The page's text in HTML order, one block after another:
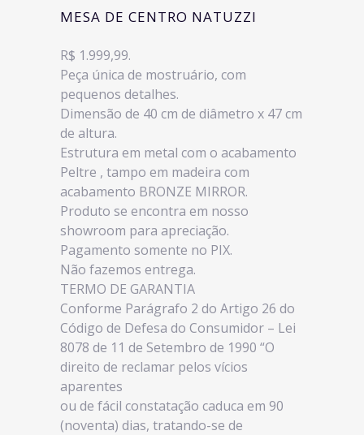
MESA DE CENTRO NATUZZI
R$ 1.999,99.
Peça única de mostruário, com
pequenos detalhes.
Dimensão de 40 cm de diâmetro x 47 cm
de altura.
Estrutura em metal com o acabamento
Peltre , tampo em madeira com
acabamento BRONZE MIRROR.
Produto se encontra em nosso
showroom para apreciação.
Pagamento somente no PIX.
Não fazemos entrega.
TERMO DE GARANTIA
Conforme Parágrafo 2 do Artigo 26 do
Código de Defesa do Consumidor – Lei
8078 de 11 de Setembro de 1990 “O
direito de reclamar pelos vícios
aparentes
ou de fácil constatação caduca em 90
(noventa) dias, tratando-se de